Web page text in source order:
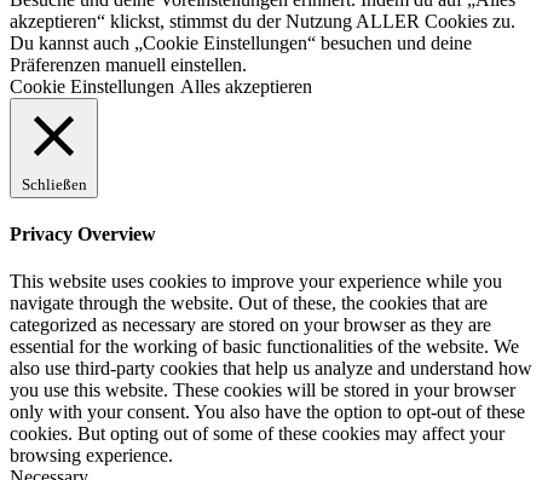
akzeptieren“ klickst, stimmst du der Nutzung ALLER Cookies zu.
Du kannst auch „Cookie Einstellungen“ besuchen und deine
Präferenzen manuell einstellen.
Cookie Einstellungen Alles akzeptieren
Schließen
Privacy Overview
This website uses cookies to improve your experience while you
navigate through the website. Out of these, the cookies that are
categorized as necessary are stored on your browser as they are
essential for the working of basic functionalities of the website. We
also use third-party cookies that help us analyze and understand how
you use this website. These cookies will be stored in your browser
only with your consent. You also have the option to opt-out of these
cookies. But opting out of some of these cookies may affect your
browsing experience.